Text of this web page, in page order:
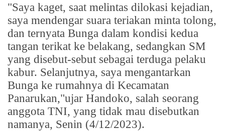
"Saya kaget, saat melintas dilokasi kejadian,
saya mendengar suara teriakan minta tolong,
dan ternyata Bunga dalam kondisi kedua
tangan terikat ke belakang, sedangkan SM
yang disebut-sebut sebagai terduga pelaku
kabur. Selanjutnya, saya mengantarkan
Bunga ke rumahnya di Kecamatan
Panarukan,"ujar Handoko, salah seorang
anggota TNI, yang tidak mau disebutkan
namanya, Senin (4/12/2023).